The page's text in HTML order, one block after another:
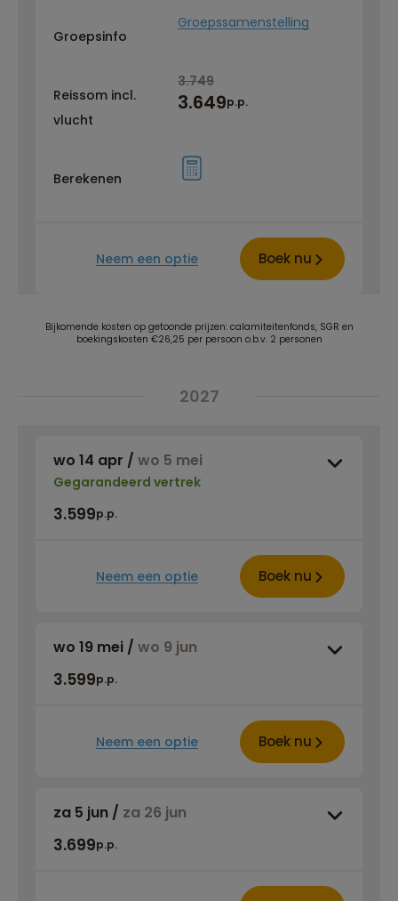
Groepsinfo
Groepssamenstelling
Reissom incl.
vlucht
3.749
3.649p.p.
Berekenen
Neem een optie Boek nu
Bijkomende kosten op getoonde prijzen: calamiteitenfonds, SGR en
boekingskosten €26,25 per persoon o.b.v. 2 personen
2027
wo 14 apr / wo 5 mei
Gegarandeerd vertrek
3.599p.p.
Neem een optie Boek nu
wo 19 mei / wo 9 jun
3.599p.p.
Neem een optie Boek nu
za 5 jun / za 26 jun
3.699p.p.